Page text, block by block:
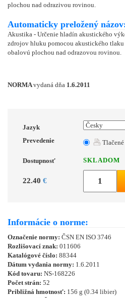
plochou nad odrazivou rovinou.
Automaticky preložený
Akustika - Určenie hladín akustického
zdrojov hluku pomocou akustického tlaku
obalovú plochou nad odrazovou rovinou.
NORMAvydaná dňa 1.6.2011
Jazyk
Prevedenie
Dostupnosť SKLADOM
22.40 €
Informácie o norme:
Označenie normy: ČSN EN ISO 3746
Rozlišovací znak: 011606
Katalógové číslo: 88344
Dátum vydania normy: 1.6.2011
Kód tovaru: NS-168226
Počet strán: 52
Približná hmotnosť: 156 g (0.34 libier)